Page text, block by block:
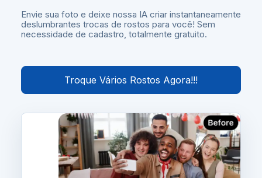
Envie sua foto e deixe nossa IA criar instantaneamente
deslumbrantes trocas de rostos para você! Sem
necessidade de cadastro, totalmente gratuito.
Troque Vários Rostos Agora!!!